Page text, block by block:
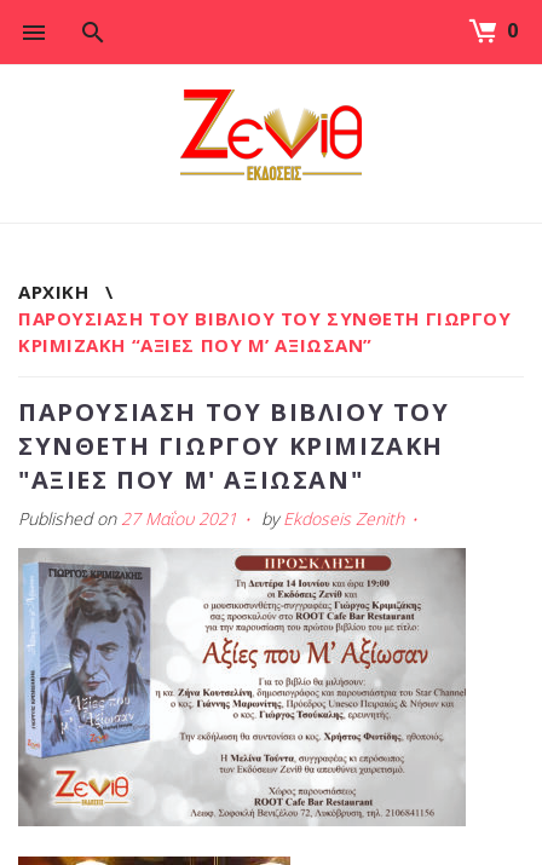
0
ΑΡΧΙΚΉ
\
ΠΑΡΟΥΣΊΑΣΗ ΤΟΥ ΒΙΒΛΊΟΥ ΤΟΥ ΣΥΝΘΈΤΗ ΓΙΏΡΓΟΥ
ΚΡΙΜΙΖΆΚΗ “ΑΞΊΕΣ ΠΟΥ Μ’ ΑΞΊΩΣΑΝ”
ΠΑΡΟΥΣΊΑΣΗ ΤΟΥ ΒΙΒΛΊΟΥ ΤΟΥ
ΣΥΝΘΈΤΗ ΓΙΏΡΓΟΥ ΚΡΙΜΙΖΆΚΗ
"ΑΞΊΕΣ ΠΟΥ Μ' ΑΞΊΩΣΑΝ"
Published on 27 Μαΐου 2021 byEkdoseis Zenith